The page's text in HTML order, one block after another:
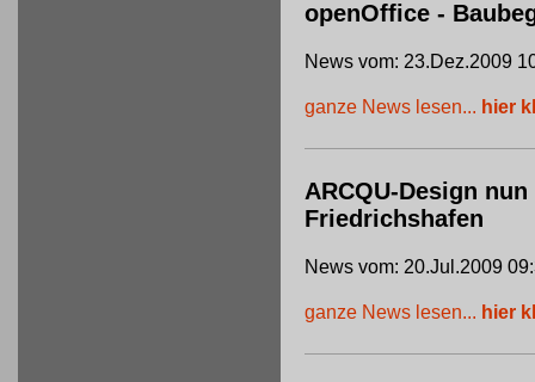
openOffice -
News vom: 23.Dez.2009
ganze News lesen... hier
ARCQU-Design
Friedrichshafen
News vom: 20.Jul.2009
ganze News lesen... hier